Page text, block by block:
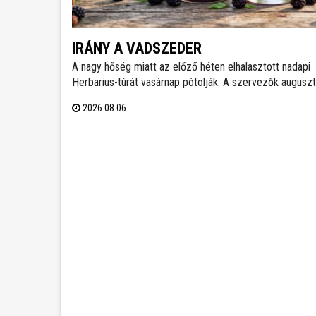
IRÁNY A VADSZEDER
A nagy hőség miatt az előző héten elhalasztott nadapi
Herbarius-túrát vasárnap pótolják. A szervezők
programhoz, hogy a vitaminokban és ásványi anyagokban
2026.08.06.